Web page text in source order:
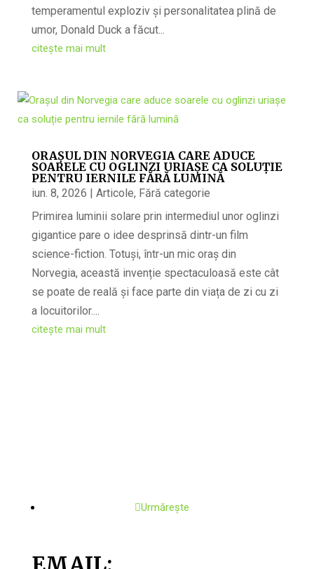
temperamentul exploziv și personalitatea plină de
umor, Donald Duck a făcut...
citește mai mult
ORAȘUL DIN NORVEGIA CARE ADUCE
SOARELE CU OGLINZI URIAȘE CA SOLUȚIE
PENTRU IERNILE FĂRĂ LUMINĂ
iun. 8, 2026 | Articole, Fără categorie
Primirea luminii solare prin intermediul unor oglinzi
gigantice pare o idee desprinsă dintr-un film
science-fiction. Totuși, într-un mic oraș din
Norvegia, această invenție spectaculoasă este cât
se poate de reală și face parte din viața de zi cu zi
a locuitorilor....
citește mai mult
Urmărește